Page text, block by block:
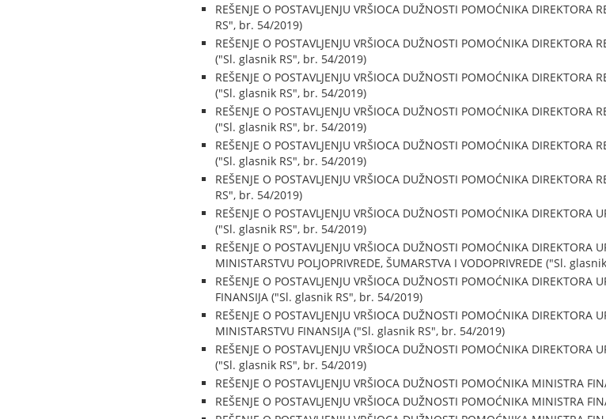
REŠENJE O POSTAVLJENJU VRŠIOCA DUŽNOSTI POMOĆNIKA DIREKTORA
RS", br. 54/2019)
REŠENJE O POSTAVLJENJU VRŠIOCA DUŽNOSTI POMOĆNIKA DIREKTORA
("Sl. glasnik RS", br. 54/2019)
REŠENJE O POSTAVLJENJU VRŠIOCA DUŽNOSTI POMOĆNIKA DIREKTORA
("Sl. glasnik RS", br. 54/2019)
REŠENJE O POSTAVLJENJU VRŠIOCA DUŽNOSTI POMOĆNIKA DIREKTORA
("Sl. glasnik RS", br. 54/2019)
REŠENJE O POSTAVLJENJU VRŠIOCA DUŽNOSTI POMOĆNIKA DIREKTORA
("Sl. glasnik RS", br. 54/2019)
REŠENJE O POSTAVLJENJU VRŠIOCA DUŽNOSTI POMOĆNIKA
RS", br. 54/2019)
REŠENJE O POSTAVLJENJU VRŠIOCA DUŽNOSTI POMOĆNIKA DIREKTORA
("Sl. glasnik RS", br. 54/2019)
REŠENJE O POSTAVLJENJU VRŠIOCA DUŽNOSTI POMOĆNIKA DIREKTORA
MINISTARSTVU POLJOPRIVREDE, ŠUMARSTVA I VODOPRIVREDE ("Sl.
REŠENJE O POSTAVLJENJU VRŠIOCA DUŽNOSTI POMOĆNIKA DIREKTORA
FINANSIJA ("Sl. glasnik RS", br. 54/2019)
REŠENJE O POSTAVLJENJU VRŠIOCA DUŽNOSTI POMOĆNIKA DIREKTORA
MINISTARSTVU FINANSIJA ("Sl. glasnik RS", br. 54/2019)
REŠENJE O POSTAVLJENJU VRŠIOCA DUŽNOSTI POMOĆNIKA DIREKTORA
("Sl. glasnik RS", br. 54/2019)
REŠENJE O POSTAVLJENJU VRŠIOCA DUŽNOSTI POMOĆNIKA MINISTRA
REŠENJE O POSTAVLJENJU VRŠIOCA DUŽNOSTI POMOĆNIKA MINISTRA